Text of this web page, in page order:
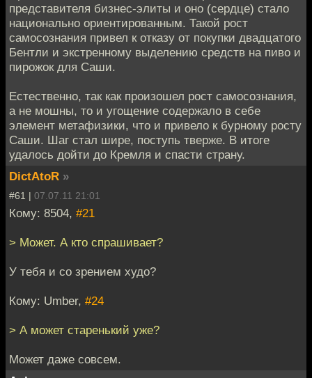
представителя бизнес-элиты и оно (сердце) стало
национально ориентированным. Такой рост
самосознания привел к отказу от покупки двадцатого
Бентли и экстренному выделению средств на пиво и
пирожок для Саши.
Естественно, так как произошел рост самосознания,
а не мошны, то и угощение содержало в себе
элемент метафизики, что и привело к бурному росту
Саши. Шаг стал шире, поступь тверже. В итоге
удалось дойти до Кремля и спасти страну.
DictAtoR »
#61 | 07.07.11 21:01
Кому: 8504, #21
> Может. А кто спрашивает?
У тебя и со зрением худо?
Кому: Umber, #24
> А может старенький уже?
Может даже совсем.